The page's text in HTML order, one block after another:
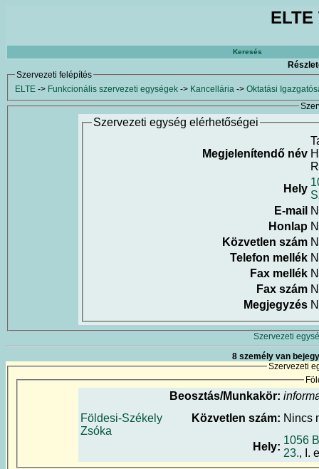
Keresés
Szervezeti felépítés
ELTE -> Funkcionális szervezeti egységek -> Kancellária -> Oktatási
Szervezeti egység elérhetőségei
Megjelenítendő név
Hely
E-mail
Honlap
Közvetlen szám
Telefon mellék
Fax mellék
Fax szám
Megjegyzés
Szervezeti
8 személy van
Szervezeti
Földesi-Székely
Zsóka
Beosztás/Munkakör:
Közvetlen szám: Nincs
Hely:
1056
23., I.